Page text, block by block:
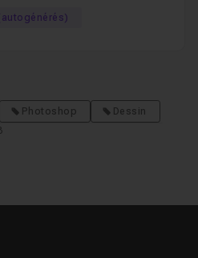
Photoshop
Dessin